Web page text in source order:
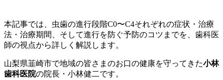
本記事では、虫歯の進行段階C0〜C4それぞれの症状・治療
法・治療期間、そして進行を防ぐ予防のコツまでを、歯科医
師の視点から詳しく解説します。
山梨県韮崎市で地域の皆さまのお口の健康を守ってきた小林
歯科医院の院長・小林健二です。